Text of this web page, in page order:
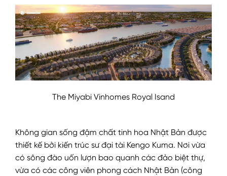
The Miyabi Vinhomes Royal Isand
Không gian sống đậm chất tinh hoa Nhật Bản được
thiết kế bởi kiến trúc sư đại tài Kengo Kuma. Nơi vừa
có sông đào uốn lượn bao quanh các đảo biệt thự,
vừa có các công viên phong cách Nhật Bản (công